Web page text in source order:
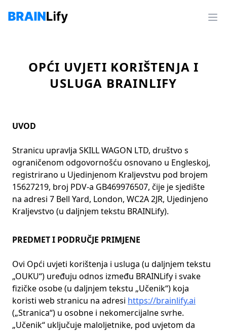
OPĆI UVJETI KORIŠTENJA I
USLUGA BRAINLIFY
UVOD
Stranicu upravlja SKILL WAGON LTD, društvo s
ograničenom odgovornošću osnovano u Engleskoj,
registrirano u Ujedinjenom Kraljevstvu pod brojem
15627219, broj PDV-a GB469976507, čije je sjedište
na adresi 7 Bell Yard, London, WC2A 2JR, Ujedinjeno
Kraljevstvo (u daljnjem tekstu BRAINLify).
PREDMET I PODRUČJE PRIMJENE
Ovi Opći uvjeti korištenja i usluga (u daljnjem tekstu
„OUKU“) uređuju odnos između BRAINLify i svake
fizičke osobe (u daljnjem tekstu „Učenik“) koja
koristi web stranicu na adresi https://brainlify.ai
(„Stranica“) u osobne i nekomercijalne svrhe.
„Učenik“ uključuje maloljetnike, pod uvjetom da